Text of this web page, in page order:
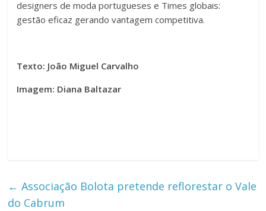
designers de moda portugueses e Times globais:
gestão eficaz gerando vantagem competitiva.
Texto: João Miguel Carvalho
Imagem: Diana Baltazar
← Associação Bolota pretende reflorestar o Vale
do Cabrum